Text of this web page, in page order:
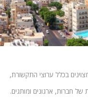
בכלל ערוצי התקשורת,
של חברות, ארגונים ומותגים.